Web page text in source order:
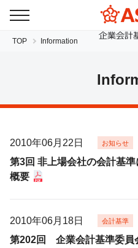
TOP Information
2010年06月22日 お知らせ
第3回 非上場会社の会計基
概要
2010年06月18日 会計基準
第202回 企業会計基準委員